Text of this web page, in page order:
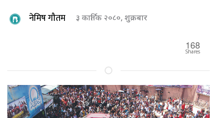
नेमिष गौतम ३ कार्तिक २०८०, शुक्रबार
168
Shares